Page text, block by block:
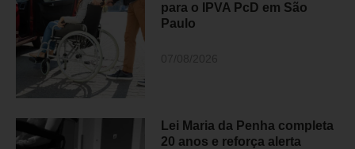
para o IPVA PcD em São
Paulo
Lei Maria da Penha completa
20 anos e reforça alerta